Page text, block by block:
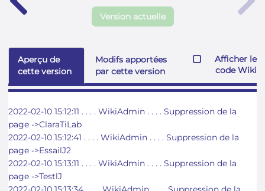
Version actuelle
Aperçu de
cette version
Modifs apportées
par cette version
Afficher le
code Wiki